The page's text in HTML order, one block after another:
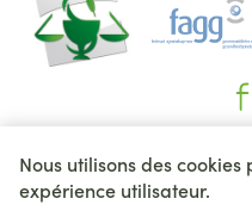
Nous utilisons des
expérience utilisateur.
Liens légaux